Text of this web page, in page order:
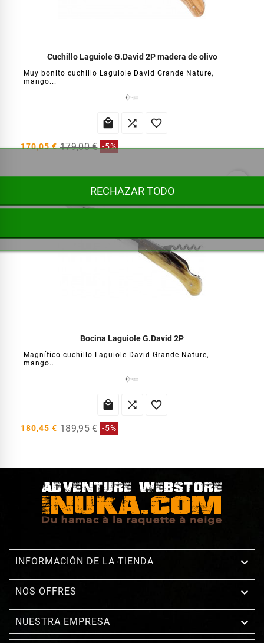
Cuchillo Laguiole G.David 2P madera de olivo
Muy bonito cuchillo Laguiole David Grande Nature,
mango...
  
170,05 € 179,00 € -5%
Bocina Laguiole G.David 2P
Magnífico cuchillo Laguiole David Grande Nature,
mango...
  
180,45 € 189,95 € -5%
INFORMACIÓN DE LA TIENDA 
NOS OFFRES 
NUESTRA EMPRESA 
RECHAZAR TODO